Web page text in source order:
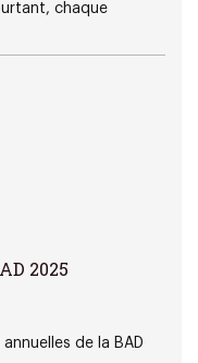
chaque
2025
de la BAD